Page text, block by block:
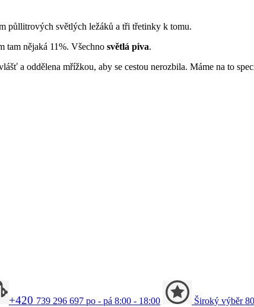
půllitrových světlých ležáků a tři třetinky k tomu.
tam nějaká 11%. Všechno světlá piva.
a oddělena mřížkou, aby se cestou nerozbila. Máme na to
+420 739 296 697 po - pá 8:00 - 18:00 Široký výběr80